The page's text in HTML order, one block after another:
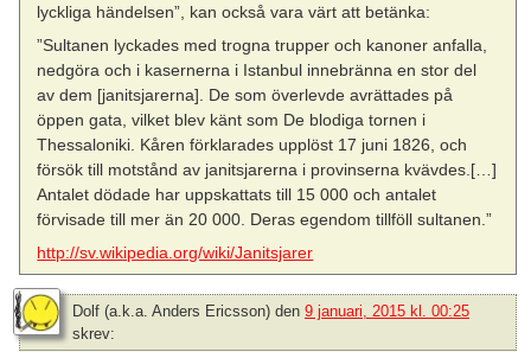
lyckliga händelsen”, kan också vara värt att betänka:
”Sultanen lyckades med trogna trupper och kanoner anfalla,
nedgöra och i kasernerna i Istanbul innebränna en stor del
av dem [janitsjarerna]. De som överlevde avrättades på
öppen gata, vilket blev känt som De blodiga tornen i
Thessaloniki. Kåren förklarades upplöst 17 juni 1826, och
försök till motstånd av janitsjarerna i provinserna kvävdes.[…]
Antalet dödade har uppskattats till 15 000 och antalet
förvisade till mer än 20 000. Deras egendom tillföll sultanen.”
http://sv.wikipedia.org/wiki/Janitsjarer
Dolf (a.k.a. Anders Ericsson) den 9 januari, 2015 kl. 00:25
skrev: